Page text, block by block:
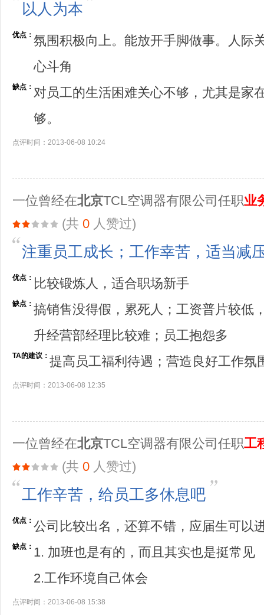
以人为本
优点： 氛围积极向上。能放开手脚做事。人际
心斗角
缺点： 对员工的生活困难关心不够，尤其是家
够。
点评时间：2013-06-08 10:24
一位曾经在北京TCL空调器有限公司任职业
(共 0 人赞过)
注重员工成长；工作幸苦，适当减
优点： 比较锻炼人，适合职场新手
缺点： 搞销售没得假，累死人；工资普片较低
升经营部经理比较难；员工抱怨多
TA的建议： 提高员工福利待遇；营造良好工作氛
点评时间：2013-06-08 12:35
一位曾经在北京TCL空调器有限公司任职工
(共 0 人赞过)
工作辛苦，给员工多休息吧
优点： 公司比较出名，还算不错，应届生可以
缺点： 1. 加班也是有的，而且其实也是挺常见
2.工作环境自己体会
点评时间：2013-06-08 15:38